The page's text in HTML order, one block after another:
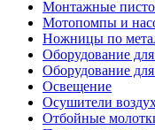
Монтажные
Мотопомпы и
Ножницы по
Оборудование
Оборудование
Освещение
Осушители
Отбойные